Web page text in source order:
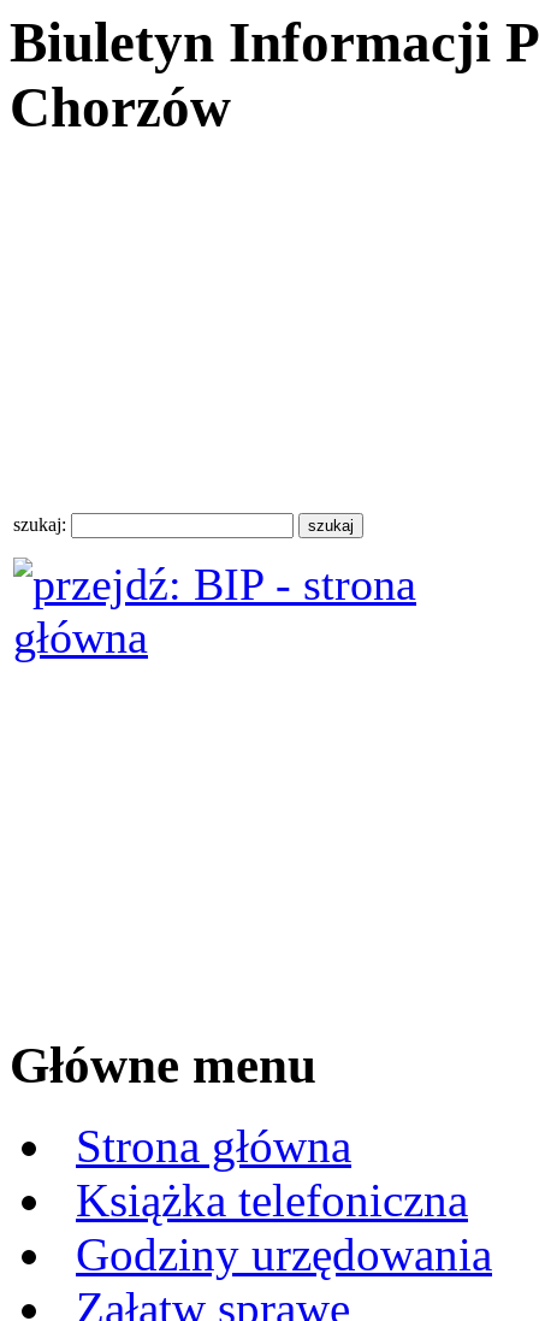
Biuletyn Informacji
Chorzów
szukaj:
Główne menu
Strona główna
Książka telefoniczna
Godziny urzędowania
Załatw sprawę